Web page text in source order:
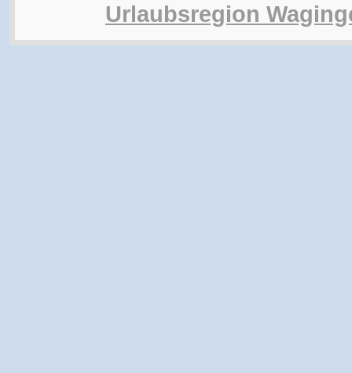
Urlaubsregion